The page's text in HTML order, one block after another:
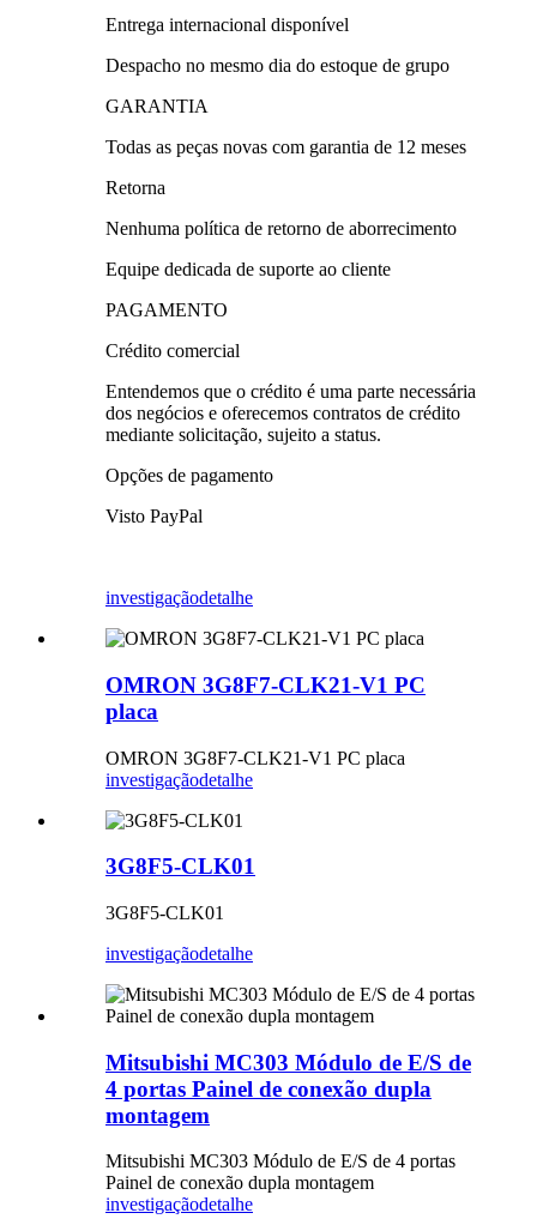
Entrega internacional disponível
Despacho no mesmo dia do estoque de grupo
GARANTIA
Todas as peças novas com garantia de 12 meses
Retorna
Nenhuma política de retorno de aborrecimento
Equipe dedicada de suporte ao cliente
PAGAMENTO
Crédito comercial
Entendemos que o crédito é uma parte necessária
dos negócios e oferecemos contratos de crédito
mediante solicitação, sujeito a status.
Opções de pagamento
Visto PayPal
investigaçãodetalhe
OMRON 3G8F7-CLK21-V1 PC
placa
OMRON 3G8F7-CLK21-V1 PC placa
investigaçãodetalhe
3G8F5-CLK01
3G8F5-CLK01
investigaçãodetalhe
Mitsubishi MC303 Módulo de E/S de
4 portas Painel de conexão dupla
montagem
Mitsubishi MC303 Módulo de E/S de 4 portas
Painel de conexão dupla montagem
investigaçãodetalhe